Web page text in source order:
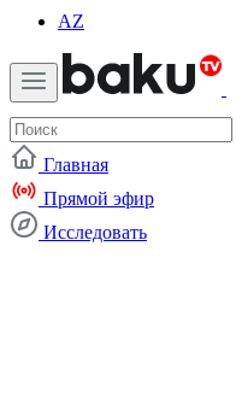
AZ
Главная
Прямой эфир
Исследовать